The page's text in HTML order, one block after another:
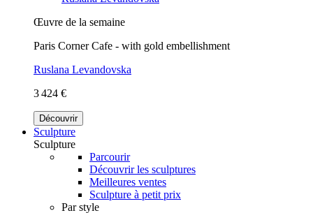
Œuvre de la semaine
Paris Corner Cafe - with gold embellishment
Ruslana Levandovska
3 424 €
Découvrir
Sculpture
Sculpture
Parcourir
Découvrir les sculptures
Meilleures ventes
Sculpture à petit prix
Par style